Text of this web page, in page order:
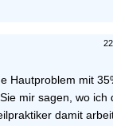
Hautproblem mit
mir sagen, wo ich
damit